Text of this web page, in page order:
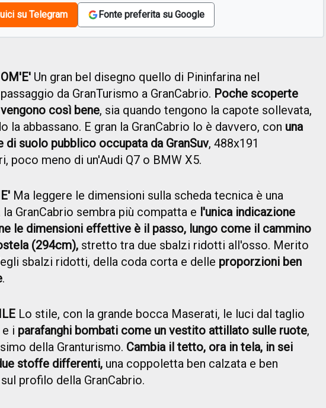
su Telegram Fonte preferita su Google
OM'E' Un gran bel disegno quello di Pininfarina nel
passaggio da GranTurismo a GranCabrio. Poche scoperte
vengono così bene, sia quando tengono la capote sollevata,
la abbassano. E gran la GranCabrio lo è davvero, con una
di suolo pubblico occupata da GranSuv, 488x191
poco meno di un'Audi Q7 o BMW X5.
Ma leggere le dimensioni sulla scheda tecnica è una
la GranCabrio sembra più compatta e l'unica indicazione
le dimensioni effettive è il passo, lungo come il cammino
(294cm), stretto tra due sbalzi ridotti all'osso. Merito
sbalzi ridotti, della coda corta e delle proporzioni ben
.
Lo stile, con la grande bocca Maserati, le luci dal taglio
i parafanghi bombati come un vestito attillato sulle ruote,
della Granturismo. Cambia il tetto, ora in tela, in sei
stoffe differenti, una coppoletta ben calzata e ben
profilo della GranCabrio.